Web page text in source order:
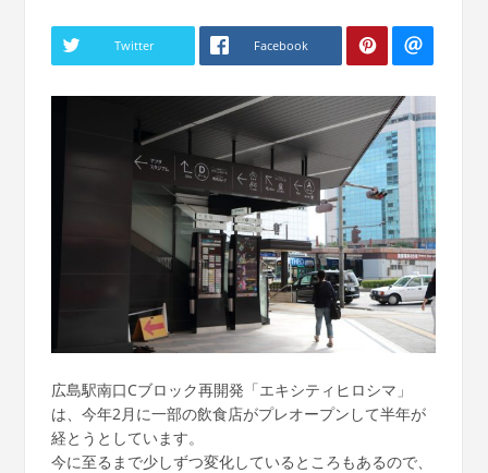
Twitter Facebook
広島駅南口Cブロック再開発「エキシティヒロシマ」
は、今年2月に一部の飲食店がプレオープンして半年が
経とうとしています。
今に至るまで少しずつ変化しているところもあるので、